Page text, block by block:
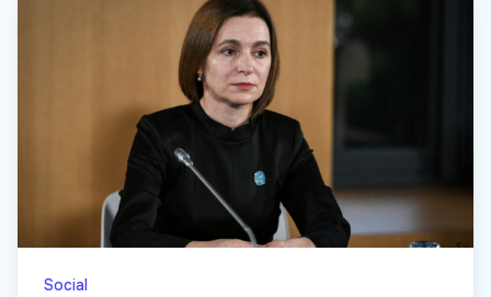
Social